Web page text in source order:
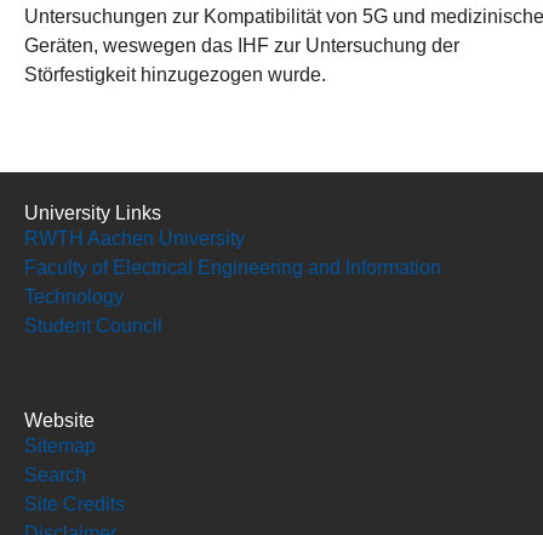
Untersuchungen zur Kompatibilität von 5G und
Geräten, weswegen das IHF zur Untersuchung der
Störfestigkeit hinzugezogen wurde.
University Links
RWTH Aachen University
Faculty of Electrical Engineering and Information
Technology
Student Council
Website
Sitemap
Search
Site Credits